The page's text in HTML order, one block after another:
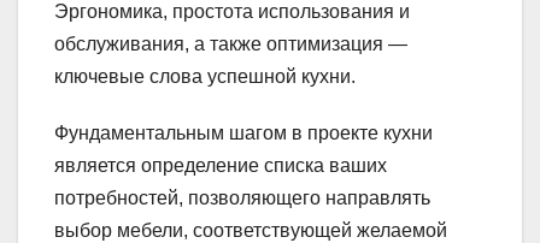
Эргономика, простота использования и
обслуживания, а также оптимизация —
ключевые слова успешной кухни.
Фундаментальным шагом в проекте кухни
является определение списка ваших
потребностей, позволяющего направлять
выбор мебели, соответствующей желаемой